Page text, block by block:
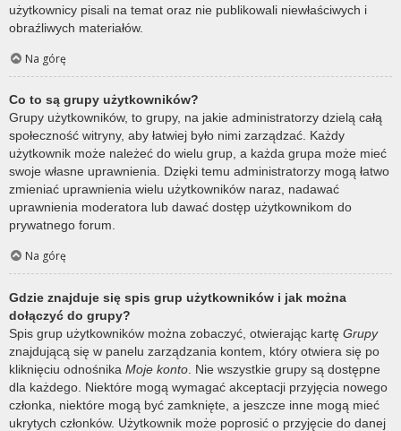
użytkownicy pisali na temat oraz nie publikowali niewłaściwych i
obraźliwych materiałów.
Na górę
Co to są grupy użytkowników?
Grupy użytkowników, to grupy, na jakie administratorzy dzielą całą
społeczność witryny, aby łatwiej było nimi zarządzać. Każdy
użytkownik może należeć do wielu grup, a każda grupa może mieć
swoje własne uprawnienia. Dzięki temu administratorzy mogą łatwo
zmieniać uprawnienia wielu użytkowników naraz, nadawać
uprawnienia moderatora lub dawać dostęp użytkownikom do
prywatnego forum.
Na górę
Gdzie znajduje się spis grup użytkowników i jak można
dołączyć do grupy?
Spis grup użytkowników można zobaczyć, otwierając kartę Grupy
znajdującą się w panelu zarządzania kontem, który otwiera się po
kliknięciu odnośnika Moje konto . Nie wszystkie grupy są dostępne
dla każdego. Niektóre mogą wymagać akceptacji przyjęcia nowego
członka, niektóre mogą być zamknięte, a jeszcze inne mogą mieć
ukrytych członków. Użytkownik może poprosić o przyjęcie do danej